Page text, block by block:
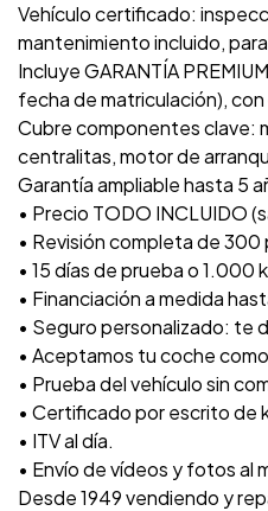
Vehículo certificado:
mantenimiento incluido,
Incluye GARANTÍA
fecha de matriculación),
Cubre componentes clave:
centralitas, motor de
Garantía ampliable hasta 5
• Precio TODO INCLUIDO
• Revisión completa de
• 15 días de prueba o 1.000
• Financiación a medida
• Seguro personalizado: te
• Aceptamos tu coche
• Prueba del vehículo sin
• Certificado por escrito de
• ITV al día.
• Envío de vídeos y fotos al
Desde 1949 vendiendo y